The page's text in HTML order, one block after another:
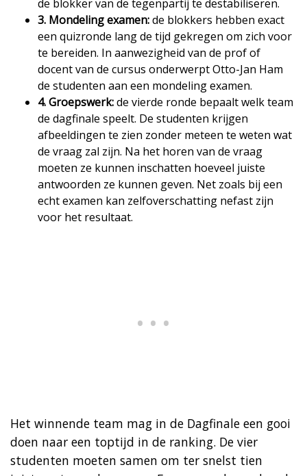
de blokker van de tegenpartij te destabiliseren.
3. Mondeling examen:de blokkers hebben exact
een quizronde lang de tijd gekregen om zich voor
te bereiden. In aanwezigheid van de prof of
docent van de cursus onderwerpt Otto-Jan Ham
de studenten aan een mondeling examen.
4. Groepswerk:de vierde ronde bepaalt welk team
de dagfinale speelt. De studenten krijgen
afbeeldingen te zien zonder meteen te weten wat
de vraag zal zijn. Na het horen van de vraag
moeten ze kunnen inschatten hoeveel juiste
antwoorden ze kunnen geven. Net zoals bij een
echt examen kan zelfoverschatting nefast zijn
voor het resultaat.
Het winnende team mag in de Dagfinale een gooi
doen naar een toptijd in de ranking. De vier
studenten moeten samen om ter snelst tien